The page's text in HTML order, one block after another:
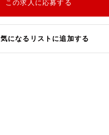
この求人に応募する
気になるリストに追加する